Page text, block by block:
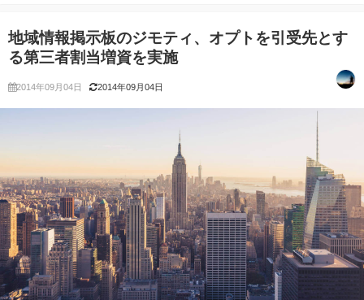
地域情報掲示板のジモティ、オプトを引受先とす
る第三者割当増資を実施
2014年09月04日 2014年09月04日